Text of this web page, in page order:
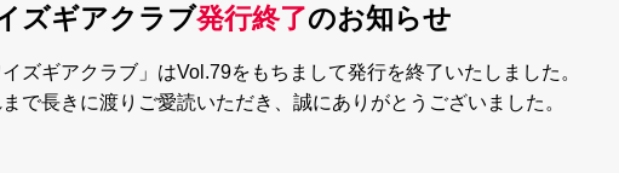
ズギアクラブ発行終了のお知らせ
イズギアクラブ」はVol.79をもちまして発行を終了いたしました。
まで長きに渡りご愛読いただき、誠にありがとうございました。